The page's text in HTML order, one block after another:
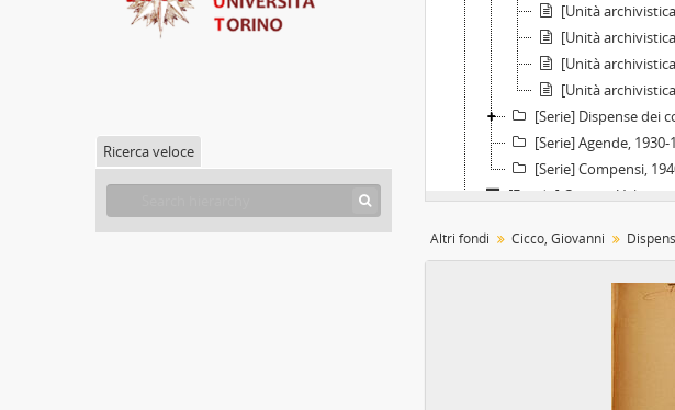
Ricerca veloce
[Unità
[Unità
[Unità
[Unità
[Serie] Dispense dei
[Serie] Agende, 1930-
[Serie] Compensi,
[Fondo] Comba,
[Raccolta] Doni da
[Raccolta] Collezione
[Fondo] Malaroda,
[Raccolta] Mascarelli,
[Fondo] Montagnana,
Altri fondi Cicco, Giovanni